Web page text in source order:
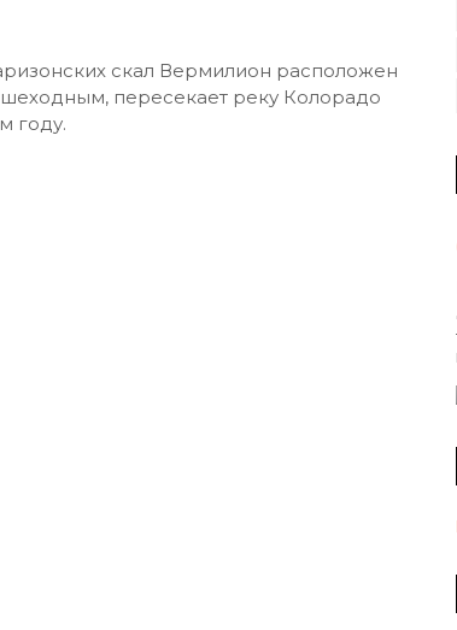
скал Вермилион расположен
пересекает реку Колорадо
году.